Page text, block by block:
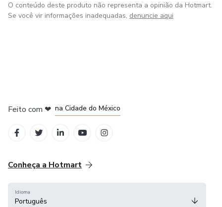
O conteúdo deste produto não representa a opinião da Hotmart.
Se você vir informações inadequadas, denuncie aqui
Feito com ❤ na Cidade do México
Conheça a Hotmart
Idioma
Português